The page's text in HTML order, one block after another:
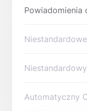
Powiadomienia
Automatyczny